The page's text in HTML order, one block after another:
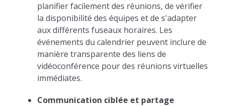
planifier facilement des réunions, de vérifier
la disponibilité des équipes et de s'adapter
aux différents fuseaux horaires. Les
événements du calendrier peuvent inclure de
manière transparente des liens de
vidéoconférence pour des réunions virtuelles
immédiates.
Communication ciblée et partage